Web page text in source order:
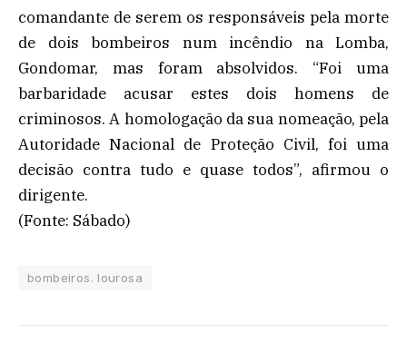
comandante de serem os responsáveis pela morte
de dois bombeiros num incêndio na Lomba,
Gondomar, mas foram absolvidos. “Foi uma
barbaridade acusar estes dois homens de
criminosos. A homologação da sua nomeação, pela
Autoridade Nacional de Proteção Civil, foi uma
decisão contra tudo e quase todos”, afirmou o
dirigente.
(Fonte: Sábado)
bombeiros. lourosa